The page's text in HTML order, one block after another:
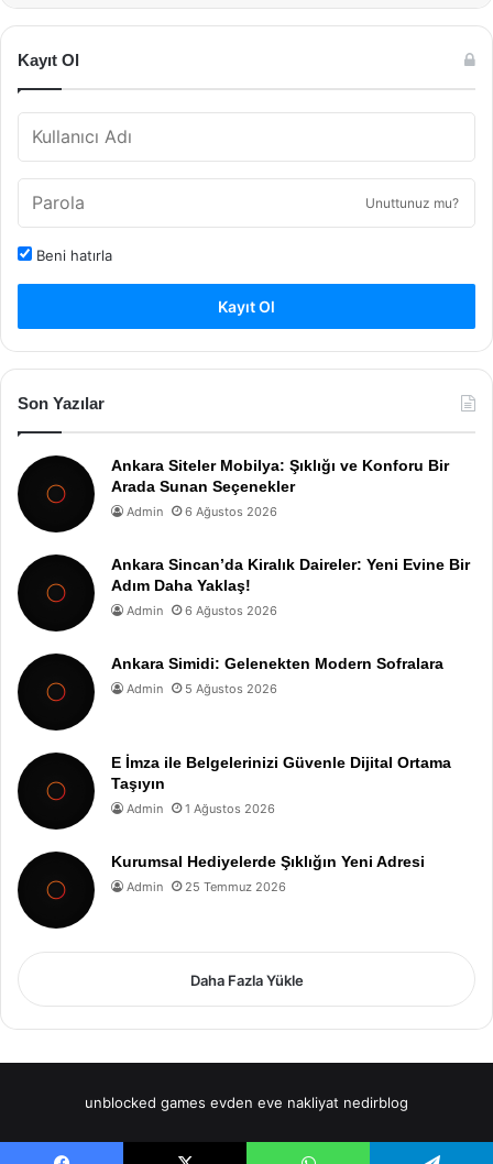
Kayıt Ol
Unuttunuz mu?
Beni hatırla
Kayıt Ol
Son Yazılar
Ankara Siteler Mobilya: Şıklığı ve Konforu Bir
Arada Sunan Seçenekler
Admin 6 Ağustos 2026
Ankara Sincan’da Kiralık Daireler: Yeni Evine Bir
Adım Daha Yaklaş!
Admin 6 Ağustos 2026
Ankara Simidi: Gelenekten Modern Sofralara
Admin 5 Ağustos 2026
E İmza ile Belgelerinizi Güvenle Dijital Ortama
Taşıyın
Admin 1 Ağustos 2026
Kurumsal Hediyelerde Şıklığın Yeni Adresi
Admin 25 Temmuz 2026
Daha Fazla Yükle
unblocked games evden eve nakliyat nedirblog